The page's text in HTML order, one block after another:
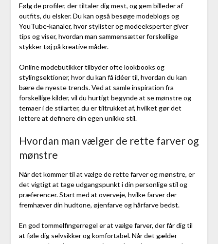
Følg de profiler, der tiltaler dig mest, og gem billeder af
outfits, du elsker. Du kan også besøge modeblogs og
YouTube-kanaler, hvor stylister og modeeksperter giver
tips og viser, hvordan man sammensætter forskellige
stykker tøj på kreative måder.
Online modebutikker tilbyder ofte lookbooks og
stylingsektioner, hvor du kan få idéer til, hvordan du kan
bære de nyeste trends. Ved at samle inspiration fra
forskellige kilder, vil du hurtigt begynde at se mønstre og
temaer i de stilarter, du er tiltrukket af, hvilket gør det
lettere at definere din egen unikke stil.
Hvordan man vælger de rette farver og
mønstre
Når det kommer til at vælge de rette farver og mønstre, er
det vigtigt at tage udgangspunkt i din personlige stil og
præferencer. Start med at overveje, hvilke farver der
fremhæver din hudtone, øjenfarve og hårfarve bedst.
En god tommelfingerregel er at vælge farver, der får dig til
at føle dig selvsikker og komfortabel. Når det gælder